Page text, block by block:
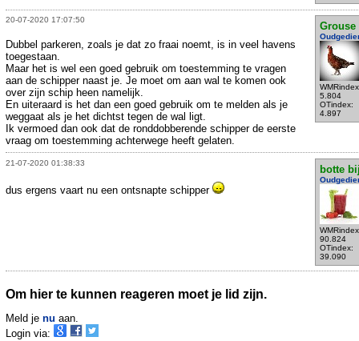
20-07-2020 17:07:50
Grouse
5.804
OTindex:
4.897
Dubbel parkeren, zoals je dat zo fraai noemt, is in veel havens
toegestaan.
Maar het is wel een goed gebruik om toestemming te vragen
aan de schipper naast je. Je moet om aan wal te komen ook
over zijn schip heen namelijk.
En uiteraard is het dan een goed gebruik om te melden als je
weggaat als je het dichtst tegen de wal ligt.
Ik vermoed dan ook dat de ronddobberende schipper de eerste
vraag om toestemming achterwege heeft gelaten.
21-07-2020 01:38:33
botte
90.824
OTindex:
39.090
dus ergens vaart nu een ontsnapte schipper
Om hier te kunnen reageren moet je lid zijn.
Meld je nu aan.
Login via: